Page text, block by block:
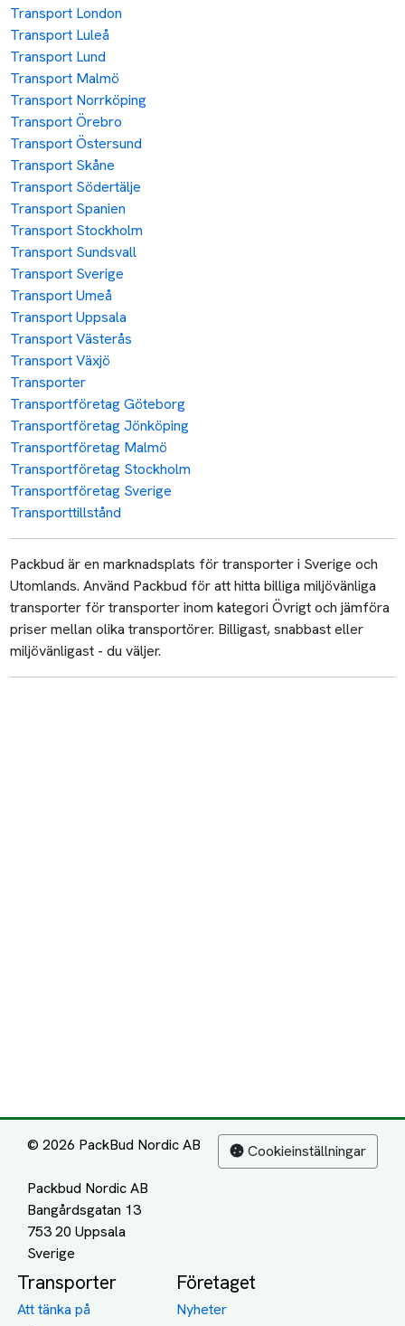
Transport London
Transport Luleå
Transport Lund
Transport Malmö
Transport Norrköping
Transport Örebro
Transport Östersund
Transport Skåne
Transport Södertälje
Transport Spanien
Transport Stockholm
Transport Sundsvall
Transport Sverige
Transport Umeå
Transport Uppsala
Transport Västerås
Transport Växjö
Transporter
Transportföretag Göteborg
Transportföretag Jönköping
Transportföretag Malmö
Transportföretag Stockholm
Transportföretag Sverige
Transporttillstånd
Packbud är en marknadsplats för transporter i Sverige och
Utomlands. Använd Packbud för att hitta billiga miljövänliga
transporter för transporter inom kategori Övrigt och jämföra
priser mellan olika transportörer. Billigast, snabbast eller
miljövänligast - du väljer.
© 2026 PackBud Nordic AB
Packbud Nordic AB
Bangårdsgatan 13
753 20 Uppsala
Cookieinställningar
Transporter
Att tänka på
Företaget
Nyheter